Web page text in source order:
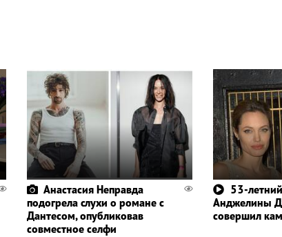
Анастасия Неправда
подогрела слухи о романе с
Дантесом, опубликовав
совместное селфи
53-
Анджелины
совершил